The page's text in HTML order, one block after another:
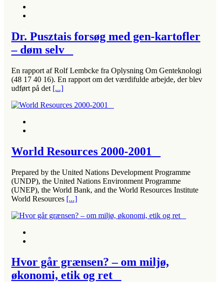
Dr. Pusztais forsøg med gen-kartofler
– døm selv
En rapport af Rolf Lembcke fra Oplysning Om Genteknologi
(48 17 40 16). En rapport om det værdifulde arbejde, der blev
udført på det [...]
World Resources 2000-2001
Prepared by the United Nations Development Programme
(UNDP), the United Nations Environment Programme
(UNEP), the World Bank, and the World Resources Institute
World Resources [...]
Hvor går grænsen? – om miljø,
økonomi, etik og ret